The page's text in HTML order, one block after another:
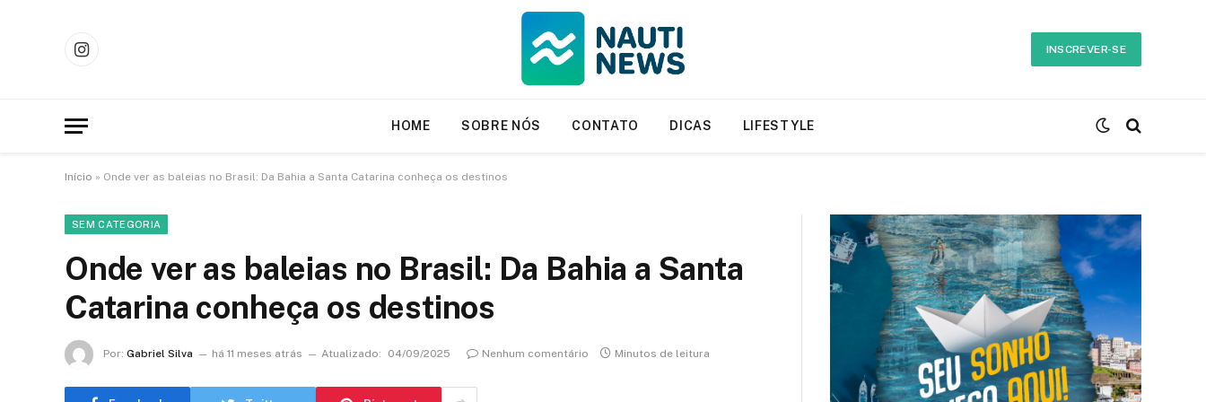
Instagram
INSCREVER-SE
HOME SOBRE NÓS CONTATO DICAS LIFESTYLE
Início » Onde ver as baleias no Brasil: Da Bahia a Santa Catarina conheça os destinos
SEM CATEGORIA
Onde ver as baleias no Brasil: Da Bahia a Santa
Catarina conheça os destinos
Por: Gabriel Silva há 11 meses atrás Atualizado: 04/09/2025 Nenhum comentário Minutos de leitura